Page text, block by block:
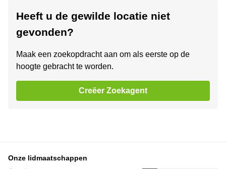
Heeft u de gewilde locatie niet
gevonden?
Maak een zoekopdracht aan om als eerste op de
hoogte gebracht te worden.
Creëer Zoekagent
Onze lidmaatschappen